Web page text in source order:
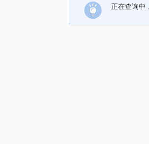
正在查询中